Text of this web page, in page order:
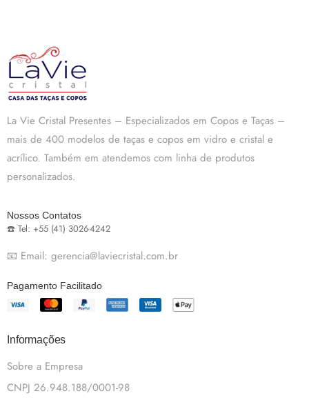
La Vie Cristal Presentes – Especializados em Copos e Taças –
mais de 400 modelos de taças e copos em vidro e cristal e
acrílico. Também em atendemos com linha de produtos
personalizados.
Nossos Contatos
☎️ Tel: +55 (41) 3026-4242
📧 Email: gerencia@laviecristal.com.br
Pagamento Facilitado
Informações
Sobre a Empresa
CNPJ 26.948.188/0001-98